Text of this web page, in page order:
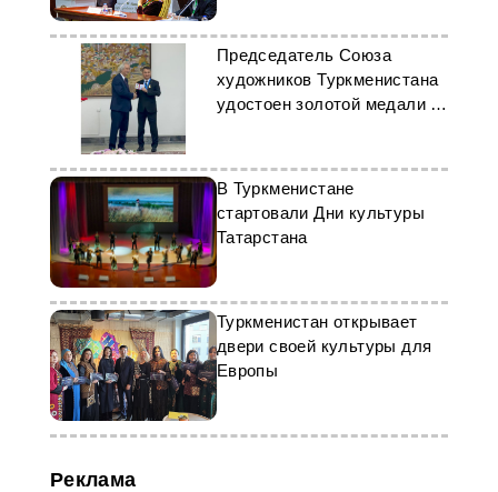
Председатель Союза
художников Туркменистана
удостоен золотой медали в
В Туркменистане
стартовали Дни культуры
Татарстана
Туркменистан открывает
двери своей культуры для
Европы
Реклама